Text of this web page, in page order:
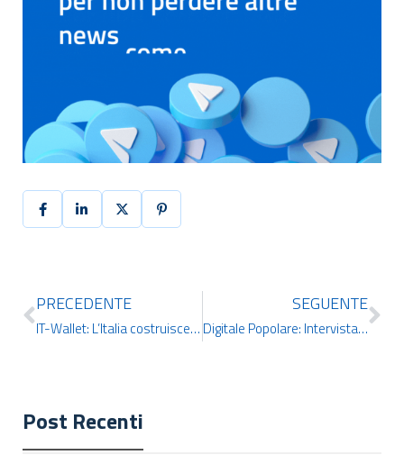
PRECEDENTE
IT-Wallet: L’Italia costruisce la sua identità digitale del futuro
SEGUENTE
Digitale Popolare: Intervista al CEO IDCERT Simone A. Buonporto
Post Recenti